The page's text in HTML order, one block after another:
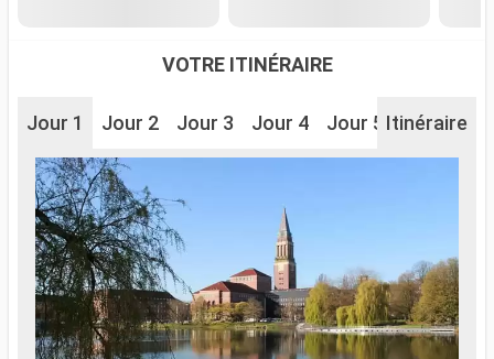
VOTRE ITINÉRAIRE
Jour 1 Jour 2 Jour 3 Jour 4 Jour 5 Jour 6
Itinéraire